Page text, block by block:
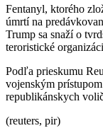
Fentanyl, ktorého
úmrtí na
Trump sa snaží o
teroristické
Podľa prieskumu
vojenským
republikánskych
(reuters, pir)